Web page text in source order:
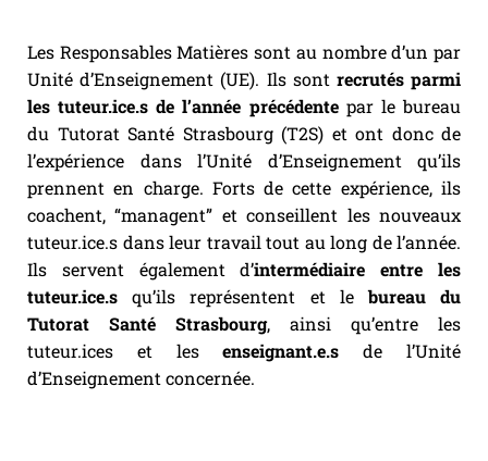
Les Responsables Matières sont au nombre d’un par
Unité d’Enseignement (UE). Ils sont recrutés parmi
les tuteur.ice.s de l’année précédentepar le bureau
du Tutorat Santé Strasbourg (T2S) et ont donc de
l’expérience dans l’Unité d’Enseignement qu’ils
prennent en charge. Forts de cette expérience, ils
coachent, “managent” et conseillent les nouveaux
tuteur.ice.s dans leur travail tout au long de l’année.
Ils servent également d’intermédiaire entre les
tuteur.ice.s qu’ils représentent et lebureau du
Tutorat Santé Strasbourg, ainsi qu’entre les
tuteur.ices et lesenseignant.e.s de l’Unité
d’Enseignement concernée.